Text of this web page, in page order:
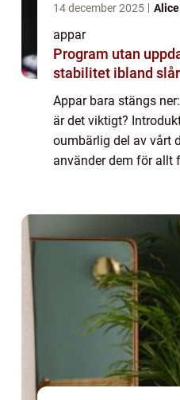
14 december 2025
appar
Program utan
stabilitet ibland
Appar bara stängs
är det viktigt?
oumbärlig del av vårt
använder dem för allt